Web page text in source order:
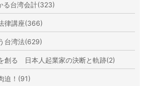
台湾会計(323)
律講座(366)
台湾法(629)
創る 日本人起業家の決断と軌跡(2)
迫！(91)